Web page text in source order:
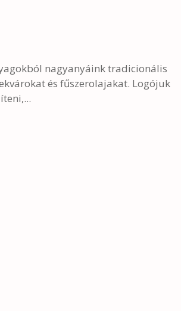
nagyanyáink tradicionális
és fűszerolajakat. Logójuk